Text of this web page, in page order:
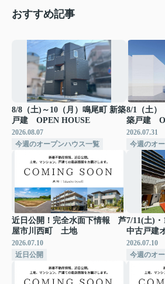
おすすめ記事
8/8（土)～10（月）鳴尾町 新築
戸建 OPEN HOUSE
2026.08.07
今週のオープンハウス一覧
8/1（土）
築戸建
2026.07.31
今週のオ
近日公開！完全水面下情報 芦
屋市川西町 土地
2026.07.10
近日公開
7/11(土)
中古戸建
2026.07.10
今週のオ